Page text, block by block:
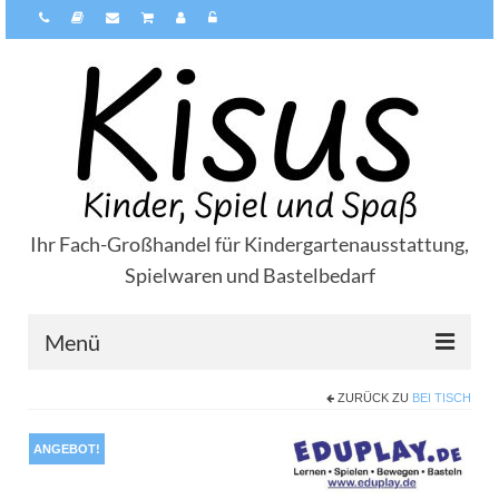
Ihr Fach-Großhandel für Kindergartenausstattung,
Spielwaren und Bastelbedarf
Menü
Zahlungsarten
ZURÜCK ZU BEI TISCH
ANGEBOT!